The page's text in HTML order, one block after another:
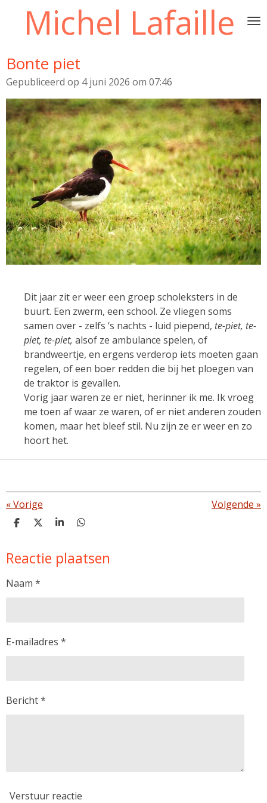
hoofdinhoud
Michel Lafaille
Bonte piet
Gepubliceerd op 4 juni 2026 om 07:46
Dit jaar zit er weer een groep scholeksters in de
buurt. Een zwerm, een school. Ze vliegen soms
samen over - zelfs ‘s nachts - luid piepend, te-piet, te-
piet, te-piet, alsof ze ambulance spelen, of
brandweertje, en ergens verderop iets moeten gaan
regelen, of een boer redden die bij het ploegen van
de traktor is gevallen.
Vorig jaar waren ze er niet, herinner ik me. Ik vroeg
me toen af waar ze waren, of er niet anderen zouden
komen, maar het bleef stil. Nu zijn ze er weer en zo
hoort het.
«Vorige Volgende »
D
e
n
D
l
S
r
e
D
e
n
Reactie plaatsen
Naam *
E-mailadres *
Bericht *
Verstuur reactie